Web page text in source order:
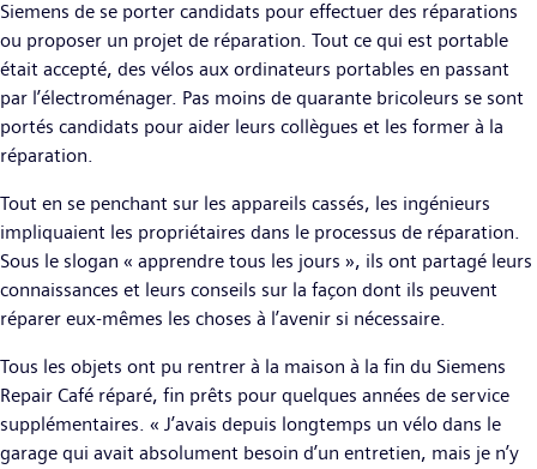
Siemens de se porter candidats pour effectuer des réparations
ou proposer un projet de réparation. Tout ce qui est portable
était accepté, des vélos aux ordinateurs portables en passant
par l’électroménager. Pas moins de quarante bricoleurs se sont
portés candidats pour aider leurs collègues et les former à la
réparation.
Tout en se penchant sur les appareils cassés, les ingénieurs
impliquaient les propriétaires dans le processus de réparation.
Sous le slogan « apprendre tous les jours », ils ont partagé leurs
connaissances et leurs conseils sur la façon dont ils peuvent
réparer eux-mêmes les choses à l’avenir si nécessaire.
Tous les objets ont pu rentrer à la maison à la fin du Siemens
Repair Café réparé, fin prêts pour quelques années de service
supplémentaires. « J’avais depuis longtemps un vélo dans le
garage qui avait absolument besoin d’un entretien, mais je n’y